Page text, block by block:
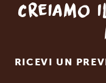
RICEVI UN